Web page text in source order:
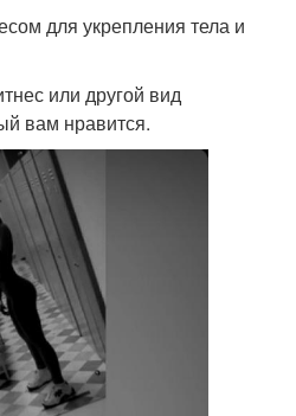
для укрепления тела и
или другой вид
вам нравится.